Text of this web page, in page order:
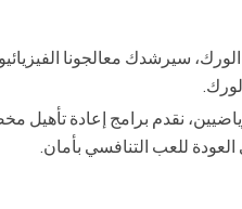
الورك، سيرشدك معالجونا
نقدم برامج إعادة
للعب التنافسي بأمان.